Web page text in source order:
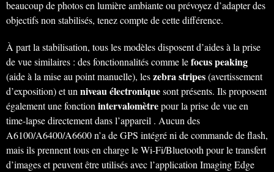
beaucoup de photos en lumière ambiante ou prévoyez d’adapter des
objectifs non stabilisés, tenez compte de cette différence.
À part la stabilisation, tous les modèles disposent d’aides à la prise
de vue similaires : des fonctionnalités comme lefocus peaking
(aide à la mise au point manuelle), leszebra stripes(avertissement
d’exposition) et unniveau électroniquesont présents. Ils proposent
également une fonctionintervalomètrepour la prise de vue en
time-lapse directement dans l’appareil . Aucun des
A6100/A6400/A6600 n’a de GPS intégré ni de commande de flash,
mais ils prennent tous en charge le Wi-Fi/Bluetooth pour le transfert
d’images et peuvent être utilisés avec l’application Imaging Edge